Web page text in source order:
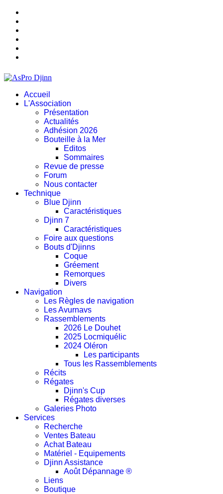
Accueil
L'Association
Présentation
Actualités
Adhésion 2026
Bouteille à la Mer
Editos
Sommaires
Revue de presse
Forum
Nous contacter
Technique
Blue Djinn
Caractéristiques
Djinn 7
Caractéristiques
Foire aux questions
Bouts d'Djinns
Coque
Gréement
Remorques
Divers
Navigation
Les Règles de navigation
Les Avurnavs
Rassemblements
2026 Le Douhet
2025 Locmiquélic
2024 Oléron
Les participants
Tous les Rassemblements
Récits
Régates
Djinn's Cup
Régates diverses
Galeries Photo
Services
Recherche
Ventes Bateau
Achat Bateau
Matériel - Equipements
Djinn Assistance
Août Dépannage ®
Liens
Boutique